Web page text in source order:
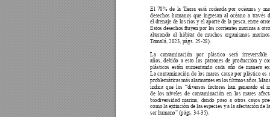
El 70% de la Tierra está rodeada por océanos y
desechos humanos que ingresan al océano a través
el drenaje de los ríos y el aporte de la pesca, entre
Estos desechos uyen por las corrientes marinas a
alterando el hábitat de muchos organismos
Tomalá, 2023, págs. 25-28).
La contaminación por plástico será
años, debido a esto los patrones de producción y
plásticos están aumentando cada año de manera
La contaminación de los mares causa por plástico es
problemáticas más alarmantes en los últimos años.
indica que los “diversos factores han generado el
de los niveles de contaminación en los mares
biodiversidad marina, dando paso a otros casos
como la extinción de las especies y a la afectación de
ser humano” (págs. 34-35).